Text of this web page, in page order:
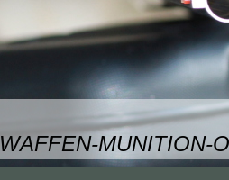
WAFFEN-MUNITION-